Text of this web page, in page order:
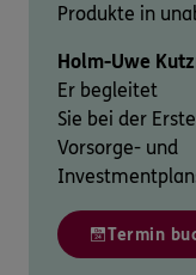
Produkte in
Holm-Uwe
Er begleitet
Sie bei der
Vorsorge- und
Termin